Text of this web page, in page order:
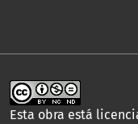
Esta obra está